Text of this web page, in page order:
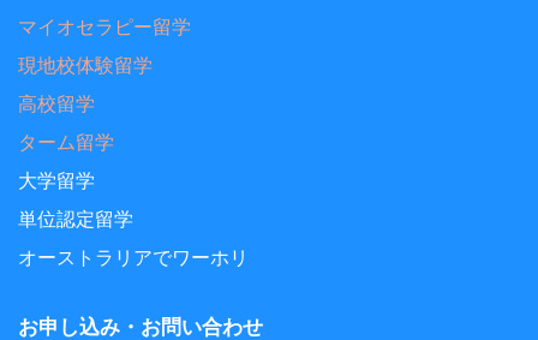
マイオセラピー留学
現地校体験留学
高校留学
ターム留学
大学留学
単位認定留学
オーストラリアでワーホリ
お申し込み・お問い合わせ